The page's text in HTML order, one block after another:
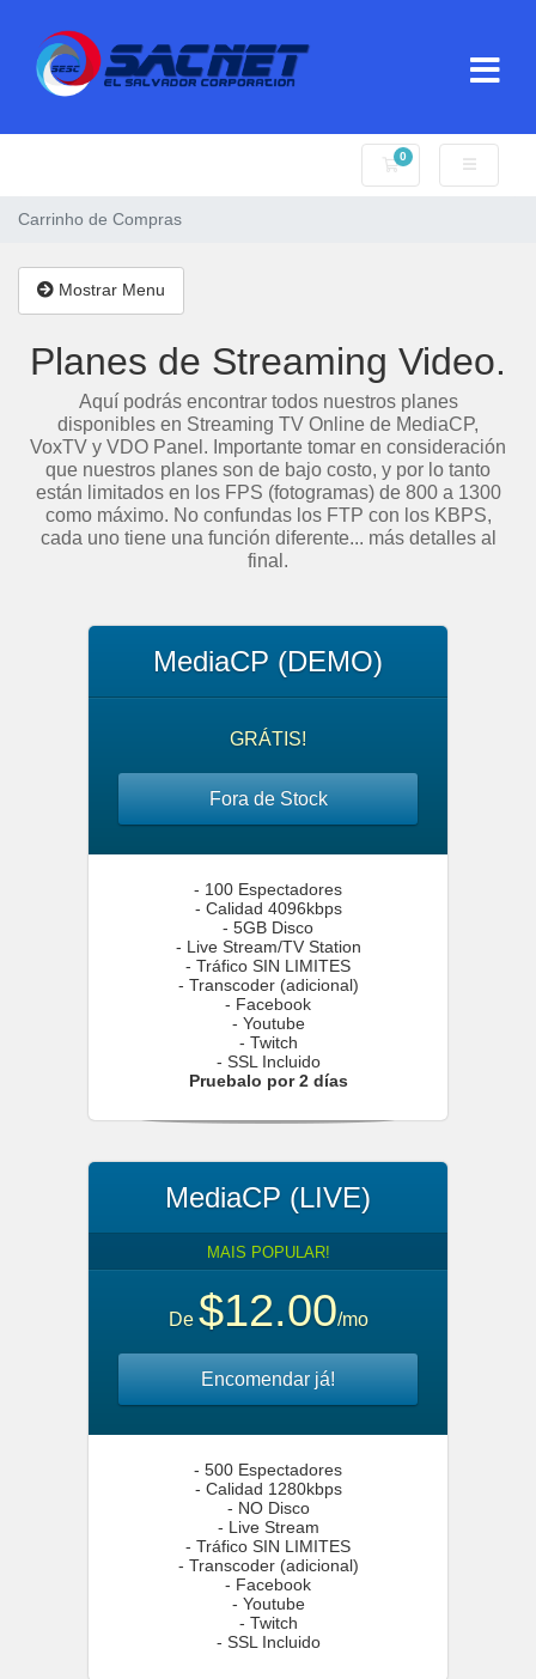
0
Carrinho de
Carrinho de Compras
Mostrar Menu
Planes de Streaming Video.
Aquí podrás encontrar todos nuestros planes
disponibles en Streaming TV Online de MediaCP,
VoxTV y VDO Panel. Importante tomar en consideración
que nuestros planes son de bajo costo, y por lo tanto
están limitados en los FPS (fotogramas) de 800 a 1300
como máximo. No confundas los FTP con los KBPS,
cada uno tiene una función diferente... más detalles al
final.
MediaCP (DEMO)
GRÁTIS!
Fora de Stock
- 100 Espectadores
- Calidad 4096kbps
- 5GB Disco
- Live Stream/TV Station
- Tráfico SIN LIMITES
- Transcoder (adicional)
- Facebook
- Youtube
- Twitch
- SSL Incluido
Pruebalo por 2 días
MediaCP (LIVE)
MAIS POPULAR!
De $12.00/mo
Encomendar já!
- 500 Espectadores
- Calidad 1280kbps
- NO Disco
- Live Stream
- Tráfico SIN LIMITES
- Transcoder (adicional)
- Facebook
- Youtube
- Twitch
- SSL Incluido